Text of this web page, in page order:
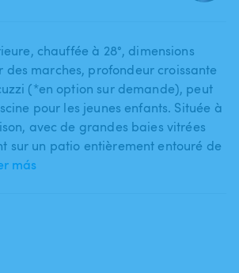
chauffée à 28°​,​​ dimensions
des marches​,​ profondeur croissante
(*en option sur demande)​,​ peut
pour les jeunes enfants. Située à
avec de grandes baies vitrées
sur un patio entièrement entouré de
más